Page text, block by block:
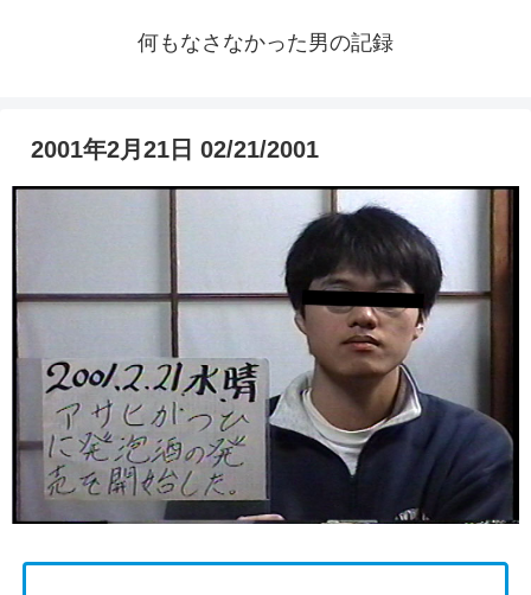
何もなさなかった男の記録
2001年2月21日 02/21/2001